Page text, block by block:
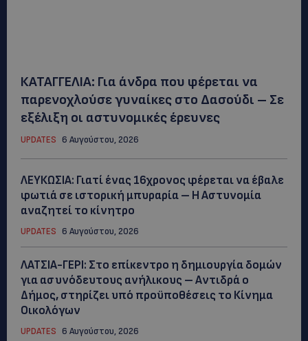
ΚΑΤΑΓΓΕΛΙΑ: Για άνδρα που φέρεται να
παρενοχλούσε γυναίκες στο Δασούδι – Σε
εξέλιξη οι αστυνομικές έρευνες
UPDATES 6 Αυγούστου, 2026
ΛΕΥΚΩΣΙΑ: Γιατί ένας 16χρονος φέρεται να έβαλε
φωτιά σε ιστορική μπυραρία – Η Αστυνομία
αναζητεί το κίνητρο
UPDATES 6 Αυγούστου, 2026
ΛΑΤΣΙΑ-ΓΕΡΙ: Στο επίκεντρο η δημιουργία δομών
για ασυνόδευτους ανήλικους – Αντιδρά ο
Δήμος, στηρίζει υπό προϋποθέσεις το Κίνημα
Οικολόγων
UPDATES 6 Αυγούστου, 2026